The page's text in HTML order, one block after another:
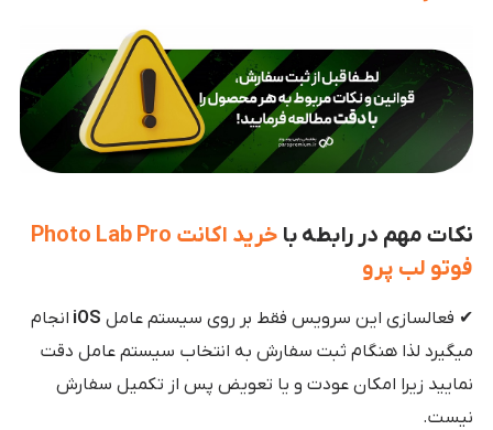
نکات مهم در رابطه با
خرید اکانت Photo Lab Pro
فوتو لب پرو
✔ فعالسازی این سرویس فقط بر روی سیستم عامل iOS انجام
میگیرد لذا هنگام ثبت سفارش به انتخاب سیستم عامل دقت
نمایید زیرا امکان عودت و یا تعویض پس از تکمیل سفارش
نیست.